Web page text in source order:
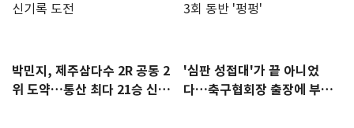
박민지, 제주삼다수 2R 공동 2
위 도약…통산 최다 21승 신기
'심판 성접대'가 끝 아니었
다…축구협회장 출장에 부인